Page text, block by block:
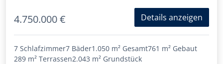
4.750.000 € Details anzeigen
7 Schlafzimmer7 Bäder1.050 m² Gesamt761 m² Gebaut
289 m² Terrassen2.043 m² Grundstück